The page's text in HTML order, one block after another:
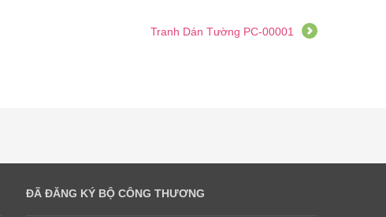
Tranh Dán Tường PC-00001
ĐÃ ĐĂNG KÝ BỘ CÔNG THƯƠNG